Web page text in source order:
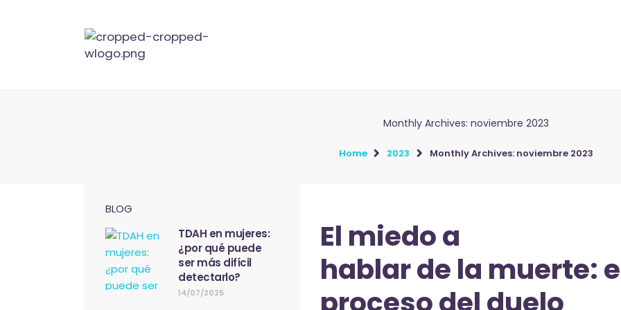
Monthly Archives: noviembre 2023
Home 2023 Monthly Archives: noviembre 2023
El miedo a
hablar de la muerte:
BLOG
TDAH en mujeres:
¿por qué puede
ser más difícil
detectarlo?
14/07/2025